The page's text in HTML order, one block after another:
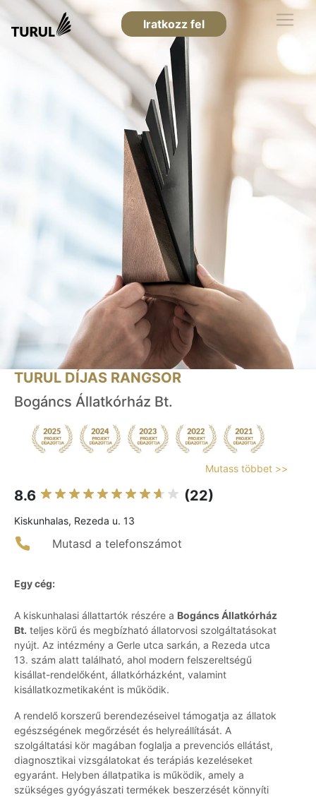
Iratkozz fel
TURUL DÍJAS RANGSOR
Bogáncs Állatkórház Bt.
Mutass többet >>
8.6 (22)
Kiskunhalas, Rezeda u. 13
Mutasd a telefonszámot
Egy cég:
A kiskunhalasi állattartók részére a Bogáncs Állatkórház
Bt. teljes körű és megbízható állatorvosi szolgáltatásokat
nyújt. Az intézmény a Gerle utca sarkán, a Rezeda utca
13. szám alatt található, ahol modern felszereltségű
kisállat-rendelőként, állatkórházként, valamint
kisállatkozmetikaként is működik.
A rendelő korszerű berendezéseivel támogatja az állatok
egészségének megőrzését és helyreállítását. A
szolgáltatási kör magában foglalja a prevenciós ellátást,
diagnosztikai vizsgálatokat és terápiás kezeléseket
egyaránt. Helyben állatpatika is működik, amely a
szükséges gyógyászati termékek beszerzését könnyíti